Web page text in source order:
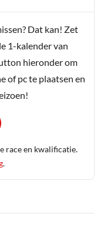
Dat kan! Zet
1-kalender van
hieronder om
of pc te plaatsen en
race en kwalificatie.
.